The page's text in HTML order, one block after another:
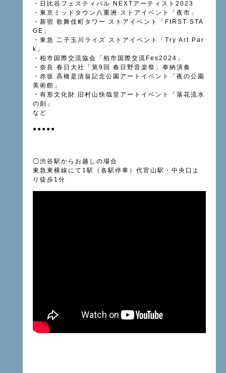
・日比谷フェスティバル NEXTアーティスト2023
・東京ミッドタウン八重洲 ストアイベント「夜市」
・新宿 歌舞伎町タワー ストアイベント「FIRST STA
GE」
・東急 二子玉川ライズ ストアイベント「Try Art Par
k」
・柏市国際交流協会「柏市国際交流Fes2024」
・奈良 春日大社「第9回 春日野音楽祭」奉納演奏
・赤坂 高橋是清翁記念公園アートイベント「夜の公園
美術館」
・有形文化財 旧村山快哉堂アートイベント「落花流水
の刻」
など
●●●●●
◯渋谷駅からお越しの場合
東急東横線にて1駅（各駅停車）代官山駅・中央口よ
り徒歩1分